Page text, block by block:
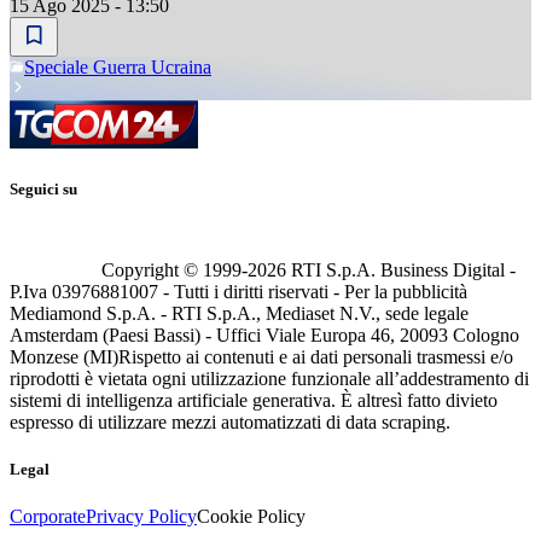
15 Ago 2025 - 13:50
Speciale Guerra Ucraina
Seguici su
Copyright © 1999-2026 RTI S.p.A. Business Digital -
P.Iva 03976881007 - Tutti i diritti riservati - Per la pubblicità
Mediamond S.p.A. - RTI S.p.A., Mediaset N.V., sede legale
Amsterdam (Paesi Bassi) - Uffici Viale Europa 46, 20093 Cologno
Monzese (MI)Rispetto ai contenuti e ai dati personali trasmessi e/o
riprodotti è vietata ogni utilizzazione funzionale all’addestramento di
sistemi di intelligenza artificiale generativa. È altresì fatto divieto
espresso di utilizzare mezzi automatizzati di data scraping.
Legal
CorporatePrivacy PolicyCookie Policy